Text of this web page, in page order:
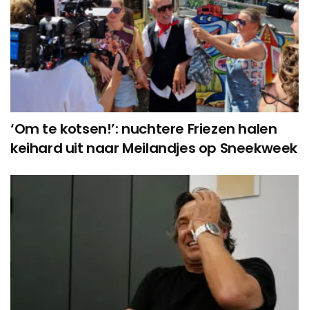
‘Om te kotsen!’: nuchtere Friezen halen
keihard uit naar Meilandjes op Sneekweek